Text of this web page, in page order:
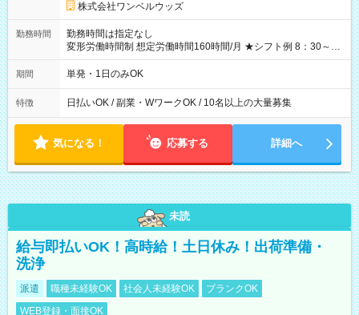
株式会社ワンベルウッズ
勤務時間
勤務時間は指定なし
変形労働時間制 想定労働時間160時間/月 ★シフト例 8：30～
19：00
期間 単発・1日のみOK
特徴 日払いOK / 副業・WワークOK / 10名以上の大量募集
気になる！ 応募する 詳細へ
未読
給与即払いOK！高時給！土日休み！出荷準備・
洗浄
派遣 職種未経験OK 社会人未経験OK
ブランクOK
WEB登録・面接OK